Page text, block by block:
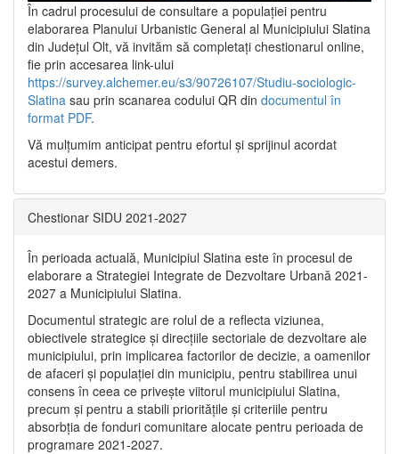
În cadrul procesului de consultare a populaţiei pentru
elaborarea Planului Urbanistic General al Municipiului Slatina
din Județul Olt, vă invităm să completați chestionarul online,
fie prin accesarea link-ului
https://survey.alchemer.eu/s3/90726107/Studiu-sociologic-
Slatina sau prin scanarea codului QR din documentul în
format PDF.
Vă mulţumim anticipat pentru efortul şi sprijinul acordat
acestui demers.
Chestionar SIDU 2021-2027
În perioada actuală, Municipiul Slatina este în procesul de
elaborare a Strategiei Integrate de Dezvoltare Urbană 2021‐
2027 a Municipiului Slatina.
Documentul strategic are rolul de a reflecta viziunea,
obiectivele strategice și direcțiile sectoriale de dezvoltare ale
municipiului, prin implicarea factorilor de decizie, a oamenilor
de afaceri și populației din municipiu, pentru stabilirea unui
consens în ceea ce privește viitorul municipiului Slatina,
precum și pentru a stabili prioritățile și criteriile pentru
absorbția de fonduri comunitare alocate pentru perioada de
programare 2021-2027.